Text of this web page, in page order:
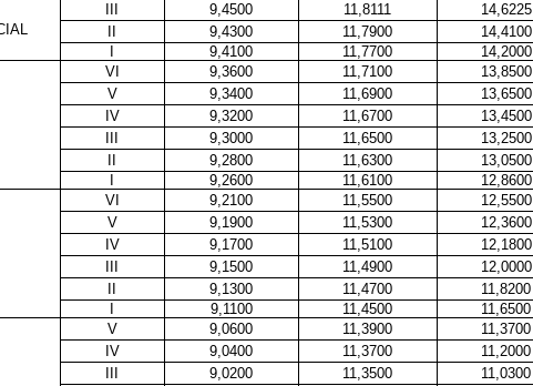
9,4500 11,8111
14,6225
9,4300 11,7900
14,4100
9,4100 11,7700
14,2000
VI
9,3600 11,7100
13,8500
V
9,3400 11,6900
13,6500
IV
9,3200 11,6700
13,4500
9,3000 11,6500
13,2500
9,2800 11,6300
13,0500
9,2600 11,6100
12,8600
VI
9,2100 11,5500
12,5500
V
9,1900 11,5300
12,3600
IV
9,1700 11,5100
12,1800
9,1500 11,4900
12,0000
9,1300 11,4700
11,8200
9,1100 11,4500
11,6500
V
9,0600 11,3900
11,3700
IV
9,0400 11,3700
11,2000
9,0200 11,3500
11,0300